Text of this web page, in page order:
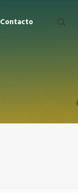
Contacto